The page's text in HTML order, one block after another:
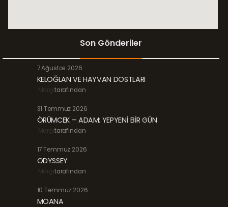
Son Gönderiler
7 Ağustos 2026
KELOĞLAN VE HAYVAN DOSTLARI
Margitarafından
31 Temmuz 2026
ÖRÜMCEK – ADAM: YEPYENİ BİR GÜN
Margitarafından
17 Temmuz 2026
ODYSSEY
Margitarafından
10 Temmuz 2026
MOANA